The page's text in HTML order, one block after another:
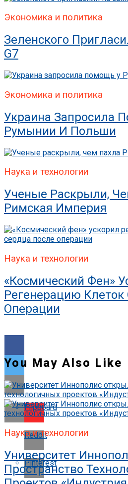
Экономика и политика
Зеленского
G7
Экономика и политика
Украина Запросила
Румынии И Польши
Наука и технологии
Ученые Раскрыли,
Римская Империя
Наука и технологии
«Космический Фен»
Регенерацию
Операции
Flipboard
Reddit
Pinterest
You May Also Like
Наука и технологии
Университет
Пространство